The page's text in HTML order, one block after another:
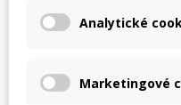
určen pro střední
Analytické
Marketingové